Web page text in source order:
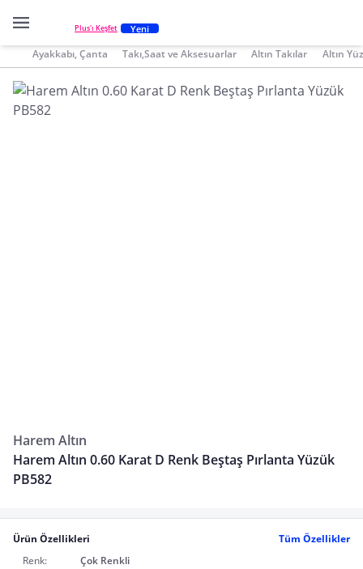
Plus'ı Keşfet Yeni
Ayakkabı, Çanta Takı,Saat ve Aksesuarlar Altın Takılar Altın
Harem Altın
Harem Altın 0.60 Karat D Renk Beştaş Pırlanta Yüzük
PB582
Ürün Özellikleri
Tüm Özellikler
Renk:
Çok Renkli